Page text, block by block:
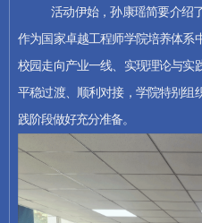
活动伊始，孙康瑶简要介绍
作为国家卓越工程师学院培养体系
校园走向产业一线、实现理论与实
平稳过渡、顺利对接，学院特别组
践阶段做好充分准备。
学术讲座